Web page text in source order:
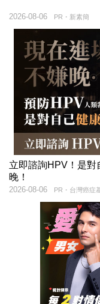
PR・新素簡
2026-08-06
立即諮詢HPV！是對
晚！
PR・台灣癌症
2026-08-06